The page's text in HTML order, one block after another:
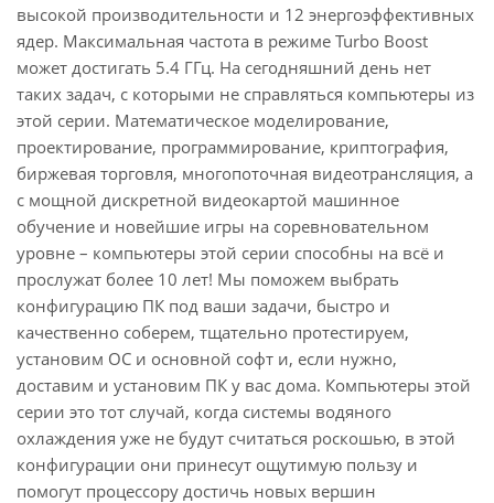
высокой производительности и 12 энергоэффективных
ядер. Максимальная частота в режиме Turbo Boost
может достигать 5.4 ГГц. На сегодняшний день нет
таких задач, с которыми не справляться компьютеры из
этой серии. Математическое моделирование,
проектирование, программирование, криптография,
биржевая торговля, многопоточная видеотрансляция, а
с мощной дискретной видеокартой машинное
обучение и новейшие игры на соревновательном
уровне – компьютеры этой серии способны на всё и
прослужат более 10 лет! Мы поможем выбрать
конфигурацию ПК под ваши задачи, быстро и
качественно соберем, тщательно протестируем,
установим ОС и основной софт и, если нужно,
доставим и установим ПК у вас дома. Компьютеры этой
серии это тот случай, когда системы водяного
охлаждения уже не будут считаться роскошью, в этой
конфигурации они принесут ощутимую пользу и
помогут процессору достичь новых вершин